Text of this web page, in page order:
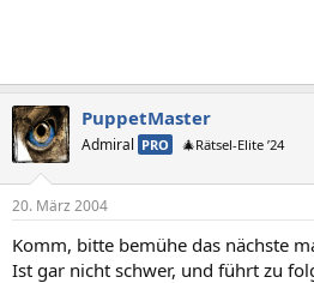
PuppetMaster
Admiral PRO 🎄Rätsel-Elite ’24
20. März 2004
Komm, bitte bemühe das nächste
Ist gar nicht schwer, und führt zu